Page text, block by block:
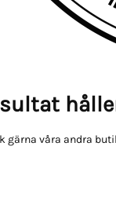
gärna våra andra